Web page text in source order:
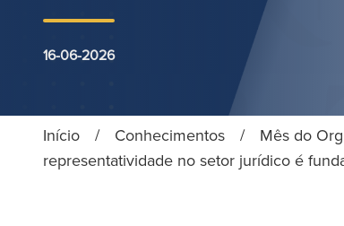
16-06-2026
Início / Conhecimentos /
Mês do
representatividade no setor jurídico é